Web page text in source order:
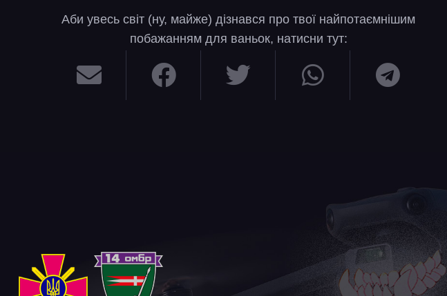
Аби увесь світ (ну, майже) дізнався про твої найпотаємнішим
побажанням для ваньок, натисни тут: